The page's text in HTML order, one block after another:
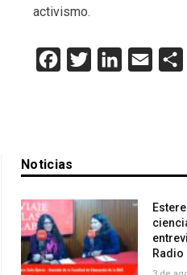
activismo.
Facebook
Twitter LinkedInEmail
Noticias
Radio